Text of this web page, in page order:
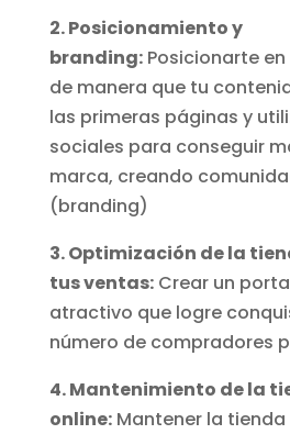
2. Posicionamiento y
branding:Posicionarte
de manera que tu
las primeras páginas y
sociales para conseguir
marca, creando
(branding)
3. Optimización de la
tus ventas:Crear un
atractivo que logre
número de compradores
4. Mantenimiento de la
online:Mantener la tienda